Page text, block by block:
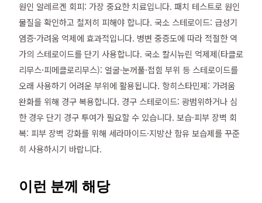
원인 알레르겐 회피: 가장 중요한 치료입니다. 패치 테스트로 원인
물질을 확인하고 철저히 피해야 합니다. 국소 스테로이드: 급성기
염증·가려움 억제에 효과적입니다. 병변 중증도에 따라 적절한 역
가의 스테로이드를 단기 사용합니다. 국소 칼시뉴린 억제제(타클로
리무스·피메클로리무스): 얼굴·눈꺼풀·접힘 부위 등 스테로이드를
오래 사용하기 어려운 부위에 활용됩니다. 항히스타민제: 가려움
완화를 위해 경구 복용합니다. 경구 스테로이드: 광범위하거나 심
한 경우 단기 경구 투여가 필요할 수 있습니다. 보습·피부 장벽 회
복: 피부 장벽 강화를 위해 세라마이드·지방산 함유 보습제를 꾸준
히 사용하시기 바랍니다.
이런 분께 해당